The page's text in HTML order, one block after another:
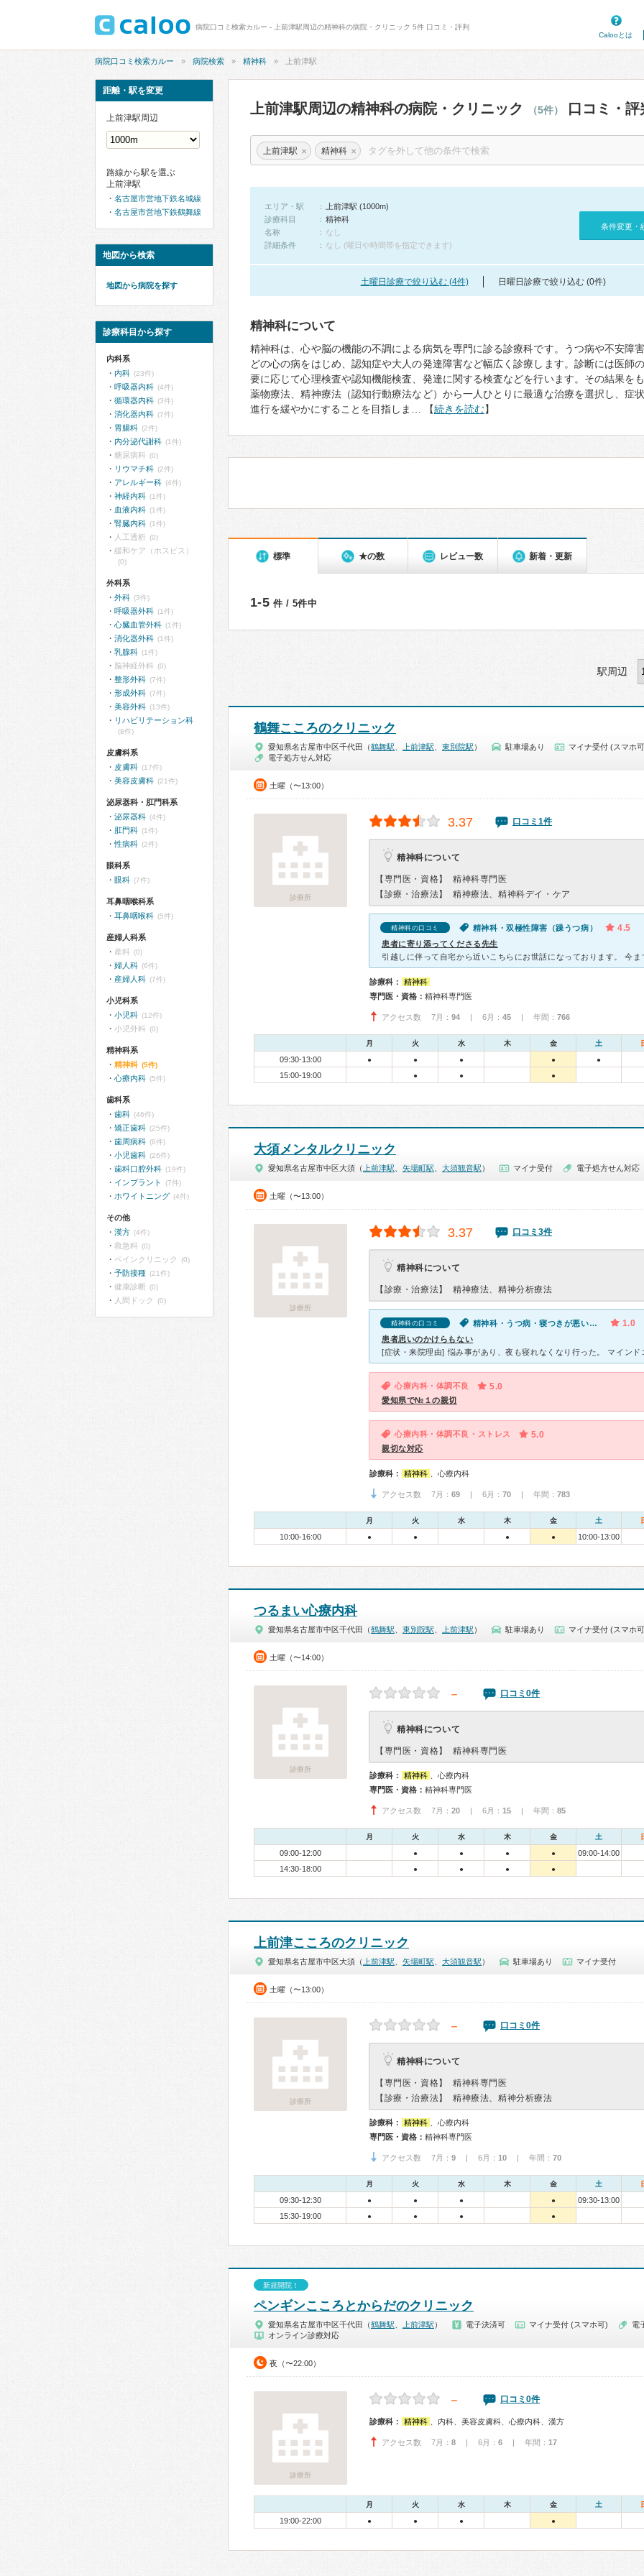
病院口コミ検索カルー - 上前津駅周辺の精神科の病院・クリニック 5件 口コミ・評判
Calooとは
病院口コミ検索カルー 病院検索 精神科 上前津駅
上前津駅周辺の精神科の病院・クリニック （5件） 口コミ・評
上前津駅 × 精神科 ×
エリア・駅
上前津駅 (1000m)
診療科目
精神科
名称
なし
詳細条件
なし (曜日や時間帯を指定できます)
条件変更・
土曜日診療で絞り込む (4件) 日曜日診療で絞り込む (0件)
精神科について
精神科は、心や脳の機能の不調による病気を専門に診る診療科です。うつ病や不安障
どの心の病をはじめ、認知症や大人の発達障害など幅広く診療します。診断には医師
要に応じて心理検査や認知機能検査、発達に関する検査などを行います。その結果を
薬物療法、精神療法（認知行動療法など）から一人ひとりに最適な治療を選択し、症
進行を緩やかにすることを目指しま… 【続きを読む】
標準 ★の数 レビュー数 新着・更新
1-5 件 / 5件中
駅周辺
鶴舞こころのクリニック
愛知県名古屋市中区千代田（鶴舞駅 上前津駅 東別院駅 ） 駐車場あり
マイナ受付 (スマホ
電子処方せん対応
土曜（〜13:00）
診療所
3.37 口コミ1件
精神科について
【専門医・資格】
精神科専門医
【診療・治療法】
精神療法、精神科デイ・ケア
精神科の口コミ 精神科・双極性障害（躁うつ病） 4.5
患者に寄り添ってくださる先生
診療科：
精神科
専門医・資格： 精神科専門医
アクセス数 7月： 94 | 6月： 45 | 年間： 766
月 火 水 木 金 土
09:30-13:00 ● ● ● ● ●
15:00-19:00 ● ● ●
大須メンタルクリニック
愛知県名古屋市中区大須（ 上前津駅 矢場町駅 大須観音駅 ） マイナ受付 電子処方せん対応
土曜（〜13:00）
診療所
3.37 口コミ3件
精神科について
【診療・治療法】 精神療法、精神分析療法
精神科の口コミ 精神科・うつ病・寝つきが悪い・不眠・気が滅入る・不安 1.0
患者思いのかけらもない
心療内科・体調不良 5.0
愛知県で№１の親切
心療内科・体調不良・ストレス 5.0
親切な対応
診療科： 精神科 、心療内科
アクセス数 7月： 69 | 6月： 70 | 年間： 783
月 火 水 木 金 土
10:00-16:00 ● ● ● ● 10:00-13:00
つるまい心療内科
愛知県名古屋市中区千代田（鶴舞駅 東別院駅 上前津駅 ） 駐車場あり マイナ受付 (スマホ
土曜（〜14:00）
診療所
－ 口コミ0件
精神科について
【専門医・資格】 精神科専門医
診療科： 精神科
、心療内科
専門医・資格： 精神科専門医
アクセス数 7月： 20 | 6月： 15 | 年間： 85
月 火 水 木 金 土
09:00-12:00 ● ● ● ●
09:00-14:00
14:30-18:00
● ● ● ●
上前津こころのクリニック
愛知県名古屋市中区大須（ 上前津駅 矢場町駅 大須観音駅 ） 駐車場あり マイナ受付
土曜（〜13:00）
診療所
－ 口コミ0件
精神科について
【専門医・資格】
精神科専門医
【診療・治療法】
精神療法、精神分析療法
診療科： 精神科
、心療内科
専門医・資格： 精神科専門医
アクセス数 7月： 9 | 6月： 10 | 年間： 70
月 火 水 木 金 土
09:30-12:30 ● ● ● ●
09:30-13:00
15:30-19:00
● ● ● ●
新規開院！
ペンギンこころとからだのクリニック
愛知県名古屋市中区千代田（鶴舞駅 上前津駅 ） 電子決済可 マイナ受付 (スマホ可)
電
オンライン診療対応
夜（〜22:00）
診療所
－ 口コミ0件
診療科： 精神科 、内科、美容皮膚科、心療内科、漢方
アクセス数 7月： 8 | 6月： 6 | 年間： 17
月 火 水 木 金 土
19:00-22:00 ● ● ● ●
距離・駅を変更
上前津駅周辺
路線から駅を選ぶ
上前津駅
名古屋市営地下鉄名城線
名古屋市営地下鉄鶴舞線
地図から検索
地図から病院を探す
診療科目から探す
内科系
内科 (23件)
呼吸器内科 (4件)
循環器内科 (3件)
消化器内科 (7件)
胃腸科 (2件)
内分泌代謝科 (1件)
糖尿病科 (0)
リウマチ科 (2件)
アレルギー科 (4件)
神経内科 (1件)
血液内科 (1件)
腎臓内科 (1件)
人工透析 (0)
緩和ケア（ホスピス）
(0)
外科系
外科 (3件)
呼吸器外科 (1件)
心臓血管外科 (1件)
消化器外科 (1件)
乳腺科 (1件)
脳神経外科 (0)
整形外科 (7件)
形成外科 (7件)
美容外科 (13件)
リハビリテーション科
(8件)
皮膚科系
皮膚科 (17件)
美容皮膚科 (21件)
泌尿器科・肛門科系
泌尿器科 (4件)
肛門科 (1件)
性病科 (2件)
眼科系
眼科 (7件)
耳鼻咽喉科系
耳鼻咽喉科 (5件)
産婦人科系
産科 (0)
婦人科 (6件)
産婦人科 (7件)
小児科系
小児科 (12件)
小児外科 (0)
精神科系
精神科 (5件)
心療内科 (5件)
歯科系
歯科 (46件)
矯正歯科 (25件)
歯周病科 (6件)
小児歯科 (26件)
歯科口腔外科 (19件)
インプラント (7件)
ホワイトニング (4件)
その他
漢方 (4件)
救急科 (0)
ペインクリニック (0)
予防接種 (21件)
健康診断 (0)
人間ドック (0)